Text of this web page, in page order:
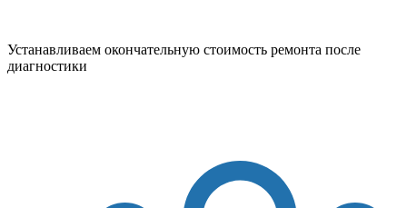
Устанавливаем окончательную стоимость ремонта после
диагностики